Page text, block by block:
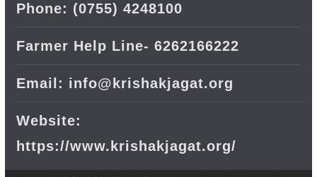
Phone: (0755) 4248100
Farmer Help Line- 6262166222
Email: info@krishakjagat.org
Website:
https://www.krishakjagat.org/